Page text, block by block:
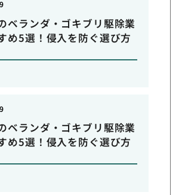
ベランダ・ゴキブリ駆除業
め5選！侵入を防ぐ選び方
ベランダ・ゴキブリ駆除業
め5選！侵入を防ぐ選び方